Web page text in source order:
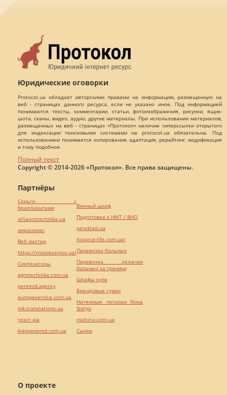
Юридические оговорки
Protocol.ua обладает авторскими правами на информацию, размещенную на
веб - страницах данного ресурса, если не указано иное. Под информацией
понимаются тексты, комментарии, статьи, фотоизображения, рисунки, ящик-
шота, сканы, видео, аудио, другие материалы. При использовании материалов,
размещенных на веб - страницах «Протокол» наличие гиперссылки открытого
для индексации поисковыми системами на protocol.ua обязательна. Под
использованием понимается копирования, адаптация, рерайтинг, модификация
и тому подобное.
Полный текст
Copyright © 2014-2026 «Протокол». Все права защищены.
О проекте
Партнёры
Серьги с
бриллиантами
alliancetechnika.ua
миралинкс
Веб мастер
https://motokosmos.ua/
Синтезаторы
agrotechnika.com.ua
perevod.agency
europeservice.com.ua
mk-translations.ua
текст юа
kievperevod.com.ua
Винный шкаф
Подготовка к НМТ / ВНО
pereklad.ua
hospice-life.com.ua/
Перевозка больных
Перевозка лежачих
больных за границу
Шкафы купе
Брендовые сумки
Натяжные потолки Nova
Stelya
maltina.com.ua
Cылки